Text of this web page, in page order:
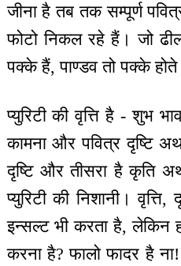
जीना है तब तक सम्पूर्ण
फोटो निकल रहे हैं। जो
पक्के हैं, पाण्डव तो पक्के
प्युरिटी की वृत्ति है - शुभ
कामना और पवित्र दृष्टि
दृष्टि और तीसरा है कृति
प्युरिटी की निशानी।
इन्सल्ट भी करता है, लेकिन
करना है? फालो फादर है